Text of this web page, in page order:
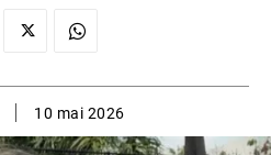
10 mai 2026